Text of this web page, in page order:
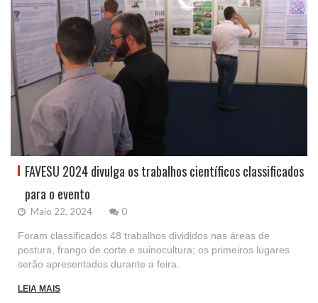
FAVESU 2024 divulga os trabalhos científicos classificados
para o evento
Maio 22, 2024 0
Foram classificados 48 trabalhos divididos nas áreas de
postura, frango de corte e suinocultura; os primeiros lugares
serão apresentados durante a feira.
LEIA MAIS